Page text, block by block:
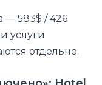
— 583$ / 426
услуги
отдельно.